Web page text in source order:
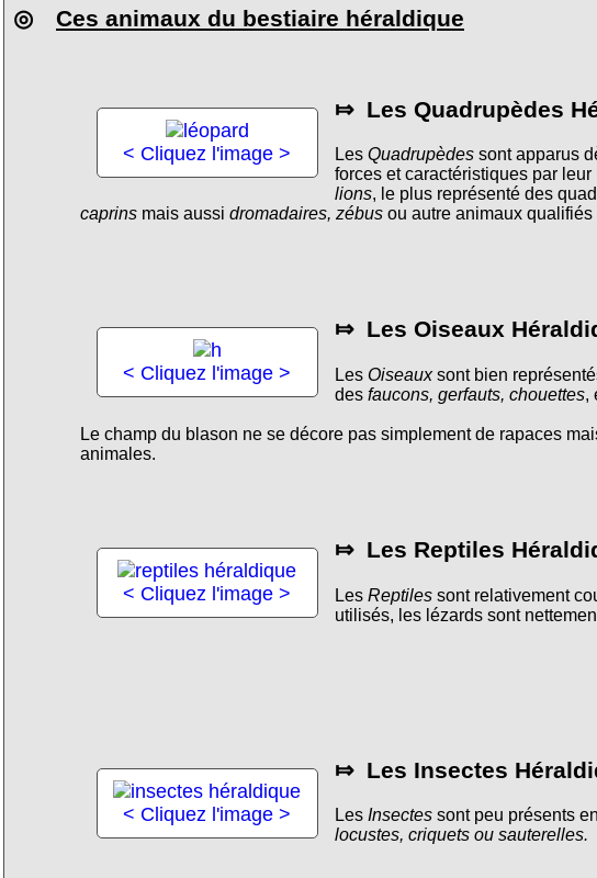
◎ Ces animaux du bestiaire héraldique
< Cliquez l'image >
⤇ Les Quadrupèdes
Les Quadrupèdessont apparus
forces et caractéristiques par
lions, le plus représenté des
caprinsmais aussi dromadaires, zébusou autre animaux qualifiés
< Cliquez l'image >
⤇ Les Oiseaux
Les Oiseauxsont bien
des faucons, gerfauts, chouettes,
Le champ du blason ne se décore pas simplement de rapaces
animales.
< Cliquez l'image >
⤇ Les Reptiles
Les Reptilessont relativement
utilisés, les lézards sont
< Cliquez l'image >
⤇ Les Insectes
Les Insectessont peu présents en
locustes, criquets ou sauterelles.